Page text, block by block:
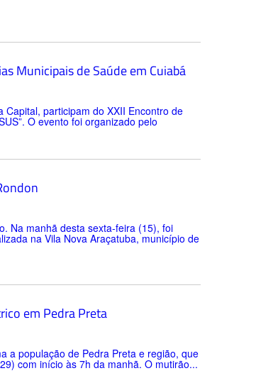
Municipais de Saúde em Cuiabá
participam do XXII Encontro de
O evento foi organizado pelo
Na manhã desta sexta-feira (15), foi
na Vila Nova Araçatuba, município de
em Pedra Preta
a população de Pedra Preta e região, que
com início às 7h da manhã. O mutirão...